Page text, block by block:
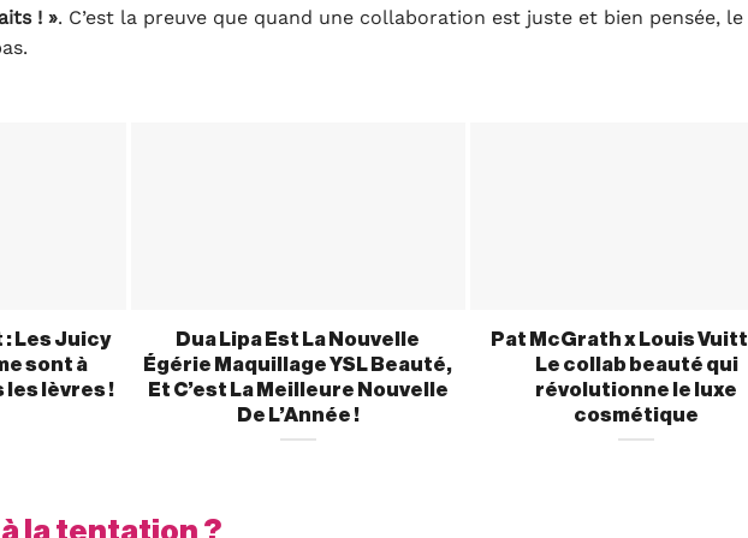
! ». C’est la preuve que quand une collaboration est juste et bien pensée, le
Les Juicy
sont à
les lèvres !
Dua Lipa Est La Nouvelle
Égérie Maquillage YSL Beauté,
Et C’est La Meilleure Nouvelle
De L’Année !
Pat McGrath x Louis
Le collab beauté qui
révolutionne le luxe
cosmétique